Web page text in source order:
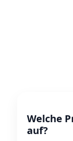
Welche
auf?